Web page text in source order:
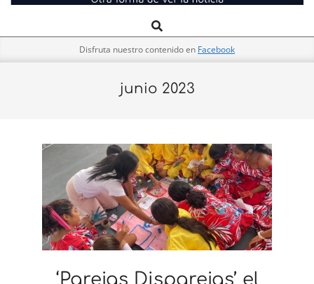
El
Pulso
Navigation
Search
Disfruta nuestro contenido en Facebook
junio 2023
‘Parejas Disparejas’ el